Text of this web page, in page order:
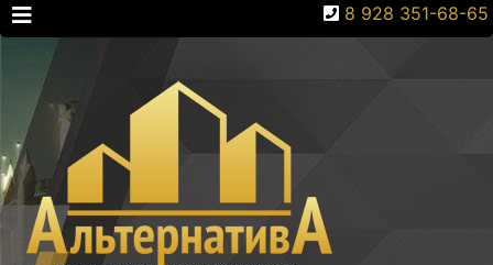
8 928 351-68-65